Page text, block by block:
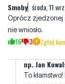
16 3 Zgłoś
np. Jan
To
herbatę
7 2